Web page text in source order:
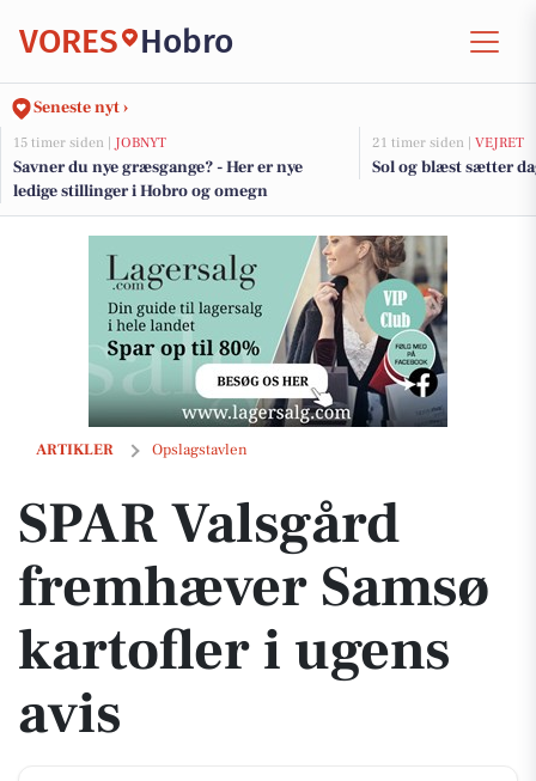
VORES Hobro
Seneste nyt ›
15 timer siden | JOBNYT
Savner du nye græsgange? - Her er nye
ledige stillinger i Hobro og omegn
21 timer siden | VEJRET
Sol og blæst sætter
ARTIKLER Opslagstavlen
SPAR Valsgård fremhæver Samsø kartofler i ugens avis
SPAR Valsgård
fremhæver Samsø
kartofler i ugens
avis